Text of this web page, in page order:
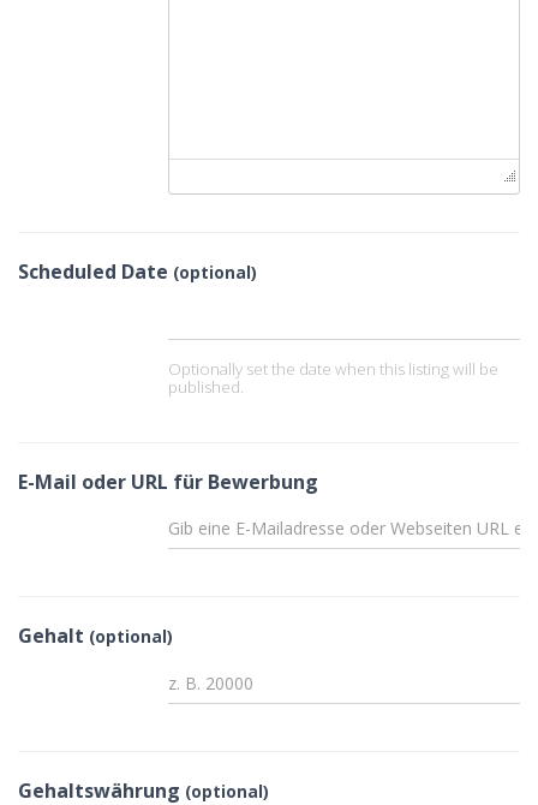
Scheduled Date (optional)
Optionally set the date when this listing will be
published.
E-Mail oder URL für Bewerbung
Gehalt (optional)
Gehaltswährung (optional)